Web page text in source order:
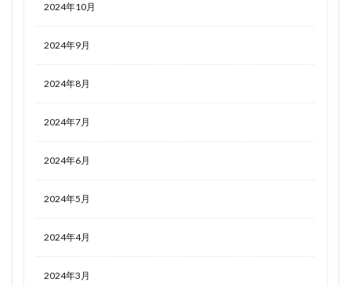
2024年10月
2024年9月
2024年8月
2024年7月
2024年6月
2024年5月
2024年4月
2024年3月